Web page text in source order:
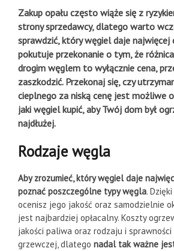
Zakup opału często wiąże się z
strony sprzedawcy, dlatego warto
sprawdzić, który węgiel daje najwięcej
pokutuje przekonanie o tym, że
drogim węglem to wyłącznie cena,
zaszkodzić. Przekonaj się, czy
cieplnego za niską cenę jest możliwe
jaki węgiel kupić, aby Twój dom był
najdłużej.
Rodzaje węgla
Aby zrozumieć, który węgiel daje
poznać poszczególne typy węgla.
ocenisz jego jakość oraz samodzielnie
jest najbardziej opłacalny. Koszty
jakości paliwa oraz rodzaju i
grzewczej, dlatego nadal tak ważne